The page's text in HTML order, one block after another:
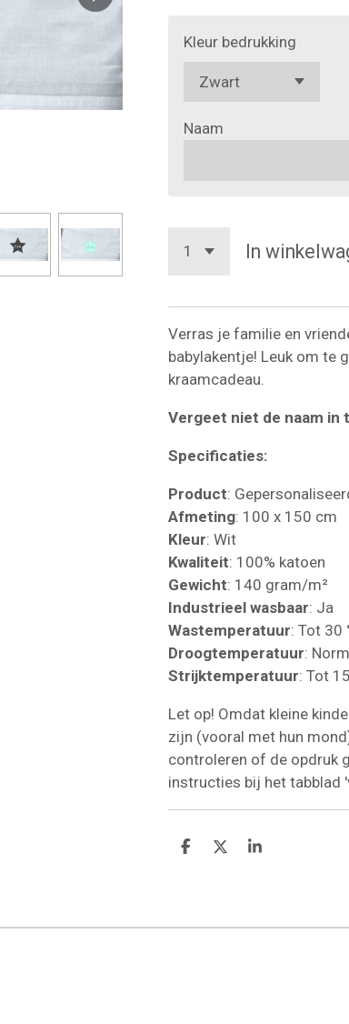
Kleur bedrukking
Naam
In
Verras je familie en
babylakentje! Leuk om te
kraamcadeau.
Vergeet niet de naam in
Specificaties:
Product:
Afmeting: 100 x 150 cm
Kleur: Wit
Kwaliteit: 100% katoen
Gewicht: 140 gram/m²
Industrieel wasbaar: Ja
Wastemperatuur: Tot 30
Droogtemperatuur:
Strijktemperatuur: Tot
Let op! Omdat kleine
zijn (vooral met hun
controleren of de opdruk
instructies bij het tabblad
D
D
S